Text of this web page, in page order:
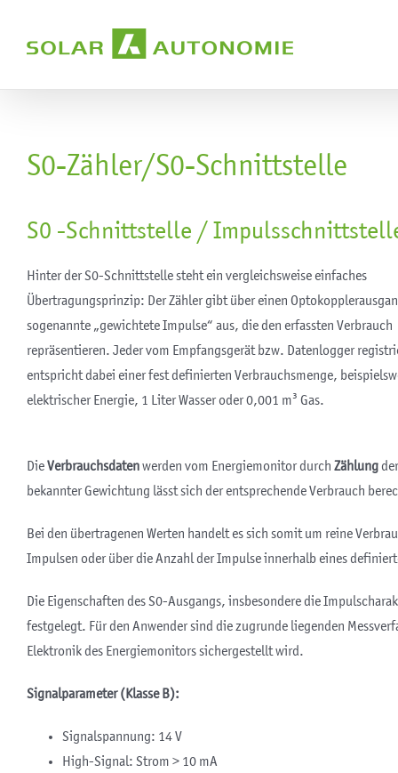
S0-Zähler/S0-Schnittstelle
S0 -Schnittstelle /
Hinter der S0-Schnittstelle steht ein vergleichsweise einfaches
Übertragungsprinzip: Der Zähler gibt über einen
sogenannte „gewichtete Impulse“ aus, die den erfassten Verbrauch
repräsentieren. Jeder vom Empfangsgerät bzw. Datenlogger
entspricht dabei einer fest definierten Verbrauchsmenge,
elektrischer Energie, 1 Liter Wasser oder 0,001 m³ Gas.
DieVerbrauchsdatenwerden vom Energiemonitor durch Zählung
bekannter Gewichtung lässt sich der entsprechende Verbrauch
Bei den übertragenen Werten handelt es sich somit um reine
Impulsen oder über die Anzahl der Impulse innerhalb eines
Die Eigenschaften des S0-Ausgangs, insbesondere die
festgelegt. Für den Anwender sind die zugrunde liegenden
Elektronik des Energiemonitors sichergestellt wird.
Signalparameter (Klasse B):
Signalspannung: 14 V
High-Signal: Strom > 10 mA